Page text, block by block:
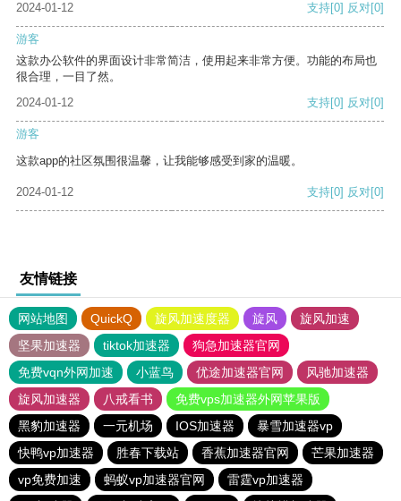
2024-01-12 支持[0] 反对[0]
游客
这款办公软件的界面设计非常简洁，使用起来非常方便。功能的布局也
很合理，一目了然。
2024-01-12
支持[0] 反对[0]
游客
这款app的社区氛围很温馨，让我能够感受到家的温暖。
2024-01-12 支持[0] 反对[0]
友情链接
网站地图 QuickQ 旋风加速度器 旋风
旋风加速
坚果加速器
tiktok加速器
狗急加速器官网
免费vqn外网加速
小蓝鸟 优途加速器官网
风驰加速器
旋风加速器
八戒看书
免费vps加速器外网苹果版
黑豹加速器
一元机场 IOS加速器
暴雪加速器vp
快鸭vp加速器
胜春下载站 香蕉加速器官网
芒果加速器
vp免费加速
蚂蚁vp加速器官网
雷霆vp加速器